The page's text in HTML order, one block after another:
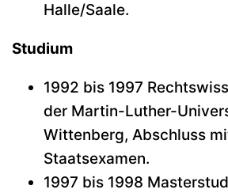
Halle/Saale.
Studium
1992 bis 1997
der Martin-Luther-
Wittenberg, Abschluss
Staatsexamen.
1997 bis 1998